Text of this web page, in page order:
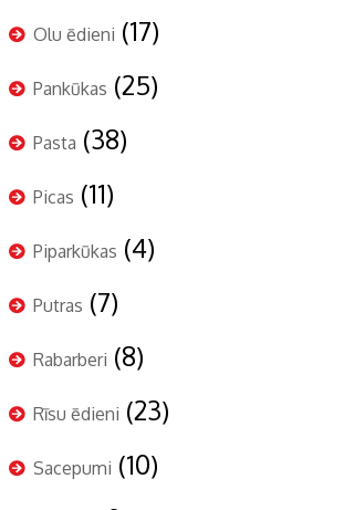
Olu ēdieni (17)
Pankūkas (25)
Pasta (38)
Picas (11)
Piparkūkas (4)
Putras (7)
Rabarberi (8)
Rīsu ēdieni (23)
Sacepumi (10)